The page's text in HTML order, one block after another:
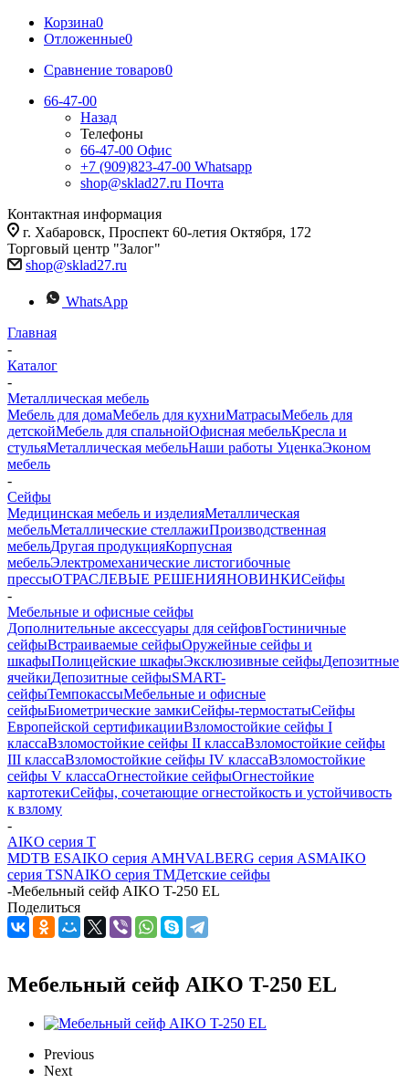
Корзина0
Отложенные0
Сравнение товаров0
66-47-00
Назад
Телефоны
66-47-00 Офис
+7 (909)823-47-00 Whatsapp
shop@sklad27.ru Почта
Контактная информация
г. Хабаровск, Проспект 60-летия Октября, 172
Торговый центр "Залог"
shop@sklad27.ru
WhatsApp
Главная
-
Каталог
-
Металлическая мебель
Мебель для домаМебель для кухниМатраcыМебель для
детскойМебель для спальнойОфисная мебельКресла и
стульяМеталлическая мебельНаши работы УценкаЭконом
мебель
-
Сейфы
Медицинская мебель и изделияМеталлическая
мебельМеталлические стеллажиПроизводственная
мебельДругая продукцияКорпусная
мебельЭлектромеханические листогибочные
прессыОТРАСЛЕВЫЕ РЕШЕНИЯНОВИНКИСейфы
-
Мебельные и офисные сейфы
Дополнительные аксессуары для сейфовГостиничные
сейфыВстраиваемые сейфыОружейные сейфы и
шкафыПолицейские шкафыЭксклюзивные сейфыДепозитные
ячейкиДепозитные сейфыSMART-
сейфыТемпокассыМебельные и офисные
сейфыБиометрические замкиСейфы-термостатыСейфы
Европейской сертификацииВзломостойкие сейфы I
классаВзломостойкие сейфы II классаВзломостойкие сейфы
III классаВзломостойкие сейфы IV классаВзломостойкие
сейфы V классаОгнестойкие сейфыОгнестойкие
картотекиСейфы, сочетающие огнестойкость и устойчивость
к взлому
-
AIKO серия Т
MDTB ESAIKO серия AMHVALBERG серия ASMAIKO
серия TSNAIKO серия TMДетские сейфы
-Мебельный сейф AIKO T-250 EL
Поделиться
Мебельный сейф AIKO T-250 EL
Previous
Next